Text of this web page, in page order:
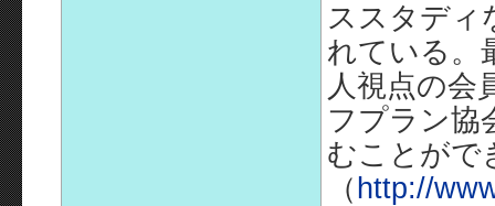
ススタディ
れている。
人視点の会
フプラン協
むことがで
（http://